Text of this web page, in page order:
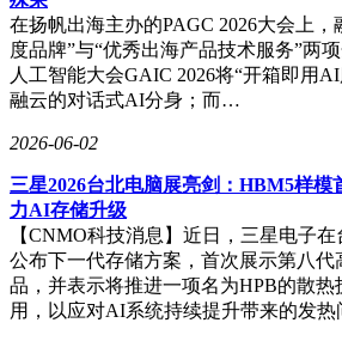
在扬帆出海主办的PAGC 2026大会上
度品牌”与“优秀出海产品技术服务”两
人工智能大会GAIC 2026将“开箱即用
融云的对话式AI分身；而…
2026-06-02
三星2026台北电脑展亮剑：HBM5样模
力AI存储升级
【CNMO科技消息】近日，三星电子
公布下一代存储方案，首次展示第八
品，并表示将推进一项名为HPB的散
用，以应对AI系统持续提升带来的发